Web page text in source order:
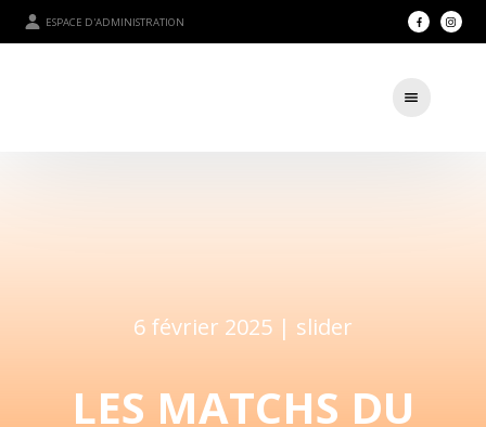
ESPACE D'ADMINISTRATION
6 février 2025 | slider
LES MATCHS DU